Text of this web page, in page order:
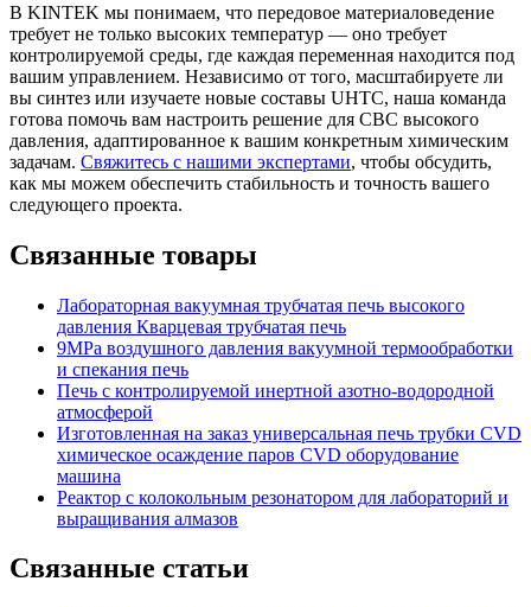
В KINTEK мы понимаем, что передовое материаловедение
требует не только высоких температур — оно требует
контролируемой среды, где каждая переменная находится под
вашим управлением. Независимо от того, масштабируете ли
вы синтез или изучаете новые составы UHTC, наша команда
готова помочь вам настроить решение для СВС высокого
давления, адаптированное к вашим конкретным химическим
задачам. Свяжитесь с нашими экспертами, чтобы обсудить,
как мы можем обеспечить стабильность и точность вашего
следующего проекта.
Связанные товары
Лабораторная вакуумная трубчатая печь высокого
давления Кварцевая трубчатая печь
9MPa воздушного давления вакуумной термообработки
и спекания печь
Печь с контролируемой инертной азотно-водородной
атмосферой
Изготовленная на заказ универсальная печь трубки CVD
химическое осаждение паров CVD оборудование
машина
Реактор с колокольным резонатором для лабораторий и
выращивания алмазов
Связанные статьи